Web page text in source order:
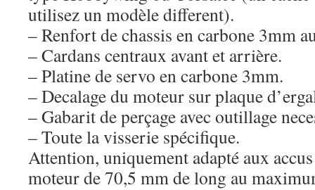
utilisez un modèle different).
– Renfort de chassis en carbone 3mm
– Cardans centraux avant et arrière.
– Platine de servo en carbone 3mm.
– Decalage du moteur sur plaque
– Gabarit de perçage avec outillage
– Toute la visserie spécifique.
Attention, uniquement adapté aux
moteur de 70,5 mm de long au